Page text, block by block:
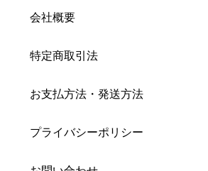
会社概要
特定商取引法
お支払方法・発送方法
プライバシーポリシー